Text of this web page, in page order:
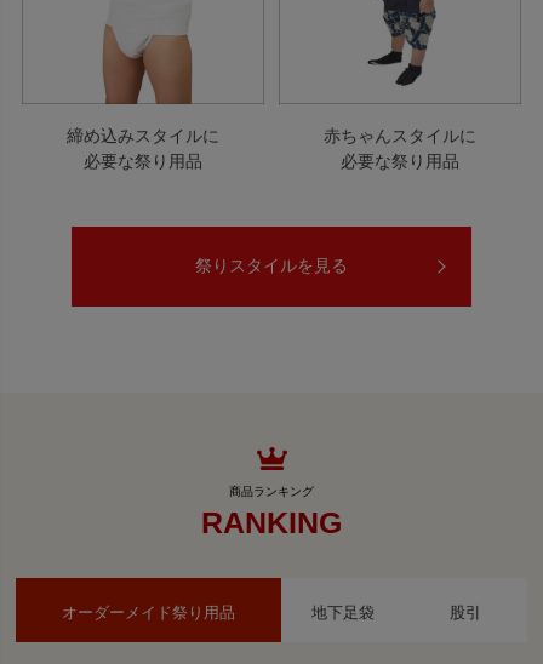
締め込みスタイルに
必要な祭り用品
赤ちゃんスタイルに
必要な祭り用品
祭りスタイルを見る
RANKING
オーダーメイド祭り用品 地下足袋 股引